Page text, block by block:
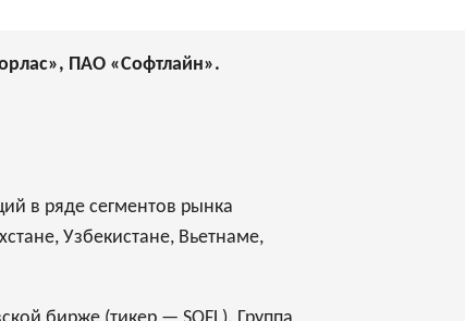
ПАО «Софтлайн».
в ряде сегментов рынка
Узбекистане, Вьетнаме,